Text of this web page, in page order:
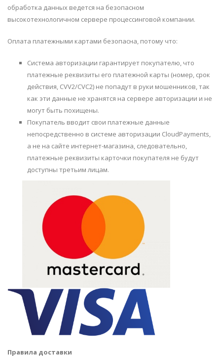
обработка данных ведется на безопасном
высокотехнологичном сервере процессинговой компании.
Оплата платежными картами безопасна, потому что:
Система авторизации гарантирует покупателю, что
платежные реквизиты его платежной карты (номер, срок
действия, CVV2/CVC2) не попадут в руки мошенников, так
как эти данные не хранятся на сервере авторизации и не
могут быть похищены.
Покупатель вводит свои платежные данные
непосредственно в системе авторизации CloudPayments,
а не на сайте интернет-магазина, следовательно,
платежные реквизиты карточки покупателя не будут
доступны третьим лицам.
Правила доставки